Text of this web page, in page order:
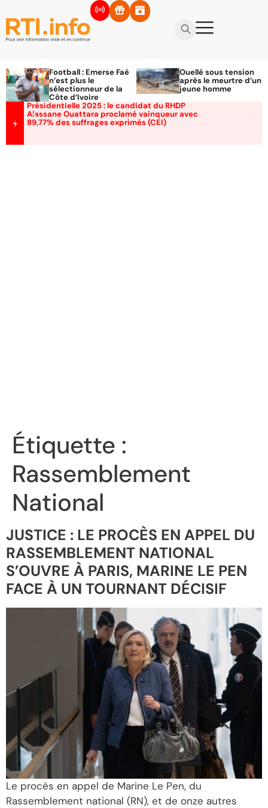
Football : Emerse Faé
n’est plus le
sélectionneur de la
Côte d’Ivoire
Ouellé sous tension
après le meurtre d’un
jeune homme
Présidentielle 2025 : le candidat du RHDP
Alassane Ouattara proclamé vainqueur avec
89,77% des suffrages exprimés (CEI)
Étiquette :
Rassemblement
National
JUSTICE : LE PROCÈS EN APPEL DU
RASSEMBLEMENT NATIONAL
S’OUVRE À PARIS, MARINE LE PEN
FACE À UN TOURNANT DÉCISIF
Le procès en appel de Marine Le Pen, du
Rassemblement national (RN), et de onze autres